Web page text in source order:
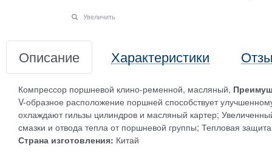
Увеличить
Описание Характеристики
Компрессор поршневой клино-ременной, масляный,
V-образное расположение поршней способствует
охлаждают гильзы цилиндров и масляный картер;
смазки и отвода тепла от поршневой группы; Тепловая
Страна изготовления: Китай